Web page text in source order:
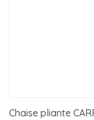
Chaise pliante